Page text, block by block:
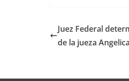
Juez Federal
de la jueza